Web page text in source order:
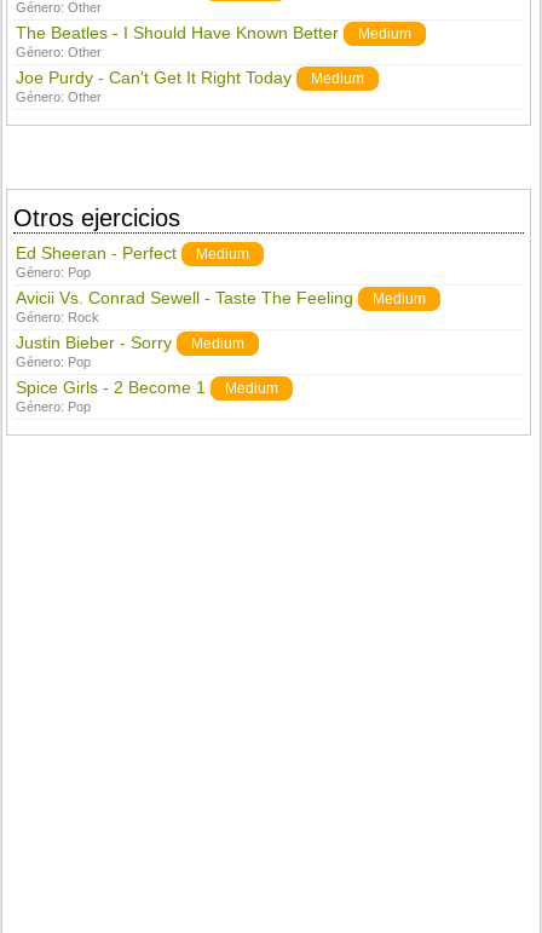
Género:Other
The Beatles - I Should Have Known Better Medium
Género:Other
Joe Purdy - Can't Get It Right Today Medium
Género:Other
Otros ejercicios
Ed Sheeran - Perfect Medium
Género: Pop
Avicii Vs. Conrad Sewell - Taste The Feeling Medium
Género: Rock
Justin Bieber - Sorry Medium
Género: Pop
Spice Girls - 2 Become 1 Medium
Género: Pop